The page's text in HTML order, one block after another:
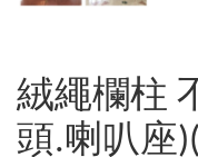
絨繩欄柱
頭.喇叭座